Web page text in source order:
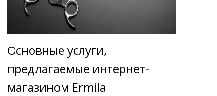
Основные услуги,
предлагаемые интернет-
магазином Ermila